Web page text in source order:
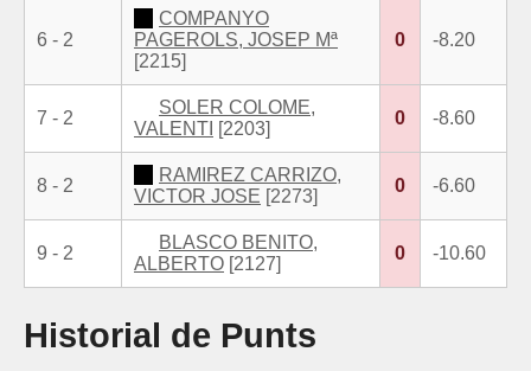
6 - 2
COMPANYO
PAGEROLS, JOSEP Mª
[2215]
0 -8.20
7 - 2
SOLER COLOME,
VALENTI [2203]
0 -8.60
8 - 2
RAMIREZ CARRIZO,
VICTOR JOSE [2273]
0 -6.60
9 - 2
BLASCO BENITO,
ALBERTO [2127]
0 -10.60
Historial de Punts